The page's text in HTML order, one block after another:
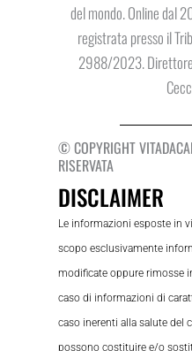
del mondo. Online dal
registrata presso il
2988/2023.
© COPYRIGHT
RISERVATA
DISCLAIMER
Le informazioni esposte in
scopo esclusivamente
modificate oppure rimosse
caso di informazioni di
caso inerenti alla salute del
possono costituire e/o